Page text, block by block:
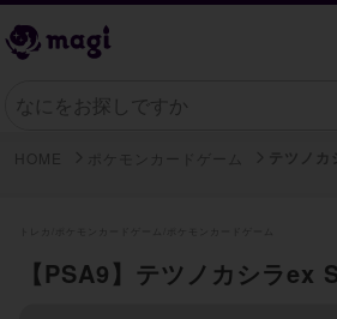
【PSA9】テツノカシラex